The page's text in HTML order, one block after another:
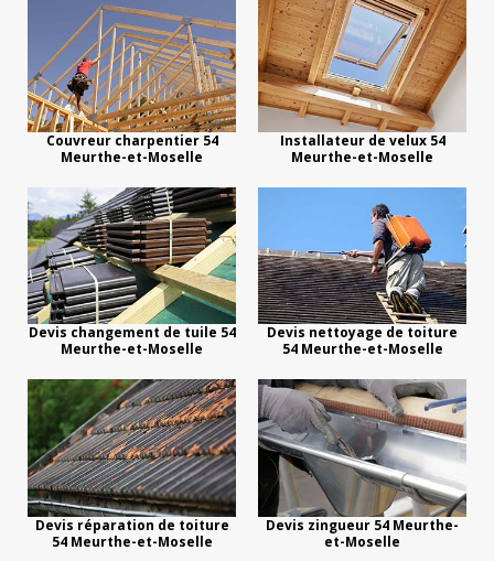
Couvreur charpentier 54
Meurthe-et-Moselle
Installateur de velux 54
Meurthe-et-Moselle
Devis changement de tuile 54
Meurthe-et-Moselle
Devis nettoyage de toiture
54 Meurthe-et-Moselle
Devis réparation de toiture
54 Meurthe-et-Moselle
Devis zingueur 54 Meurthe-
et-Moselle